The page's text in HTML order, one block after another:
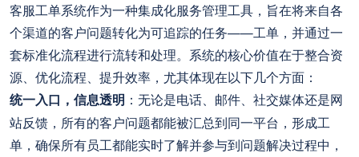
客服工单系统作为一种集成化服务管理工具，旨在将来自各
个渠道的客户问题转化为可追踪的任务——工单，并通过一
套标准化流程进行流转和处理。系统的核心价值在于整合资
源、优化流程、提升效率，尤其体现在以下几个方面：
统一入口，信息透明 ：无论是电话、邮件、社交媒体还是网
站反馈，所有的客户问题都能被汇总到同一平台，形成工
单，确保所有员工都能实时了解并参与到问题解决过程中，